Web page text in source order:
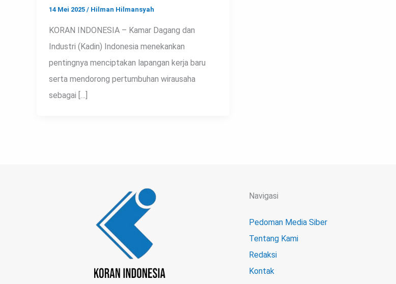
14 Mei 2025 / Hilman Hilmansyah
KORAN INDONESIA – Kamar Dagang dan
Industri (Kadin) Indonesia menekankan
pentingnya menciptakan lapangan kerja baru
serta mendorong pertumbuhan wirausaha
sebagai […]
Navigasi
Pedoman Media Siber
Tentang Kami
Redaksi
Kontak